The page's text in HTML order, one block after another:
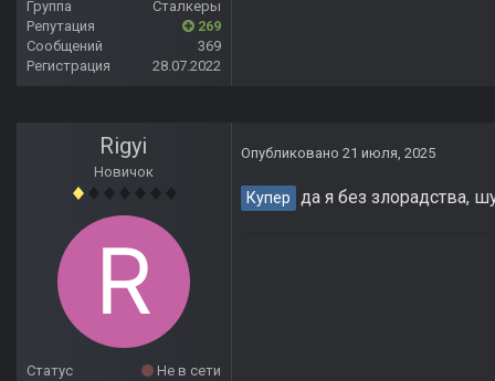
Группа
Сталкеры
Репутация
269
Сообщений
369
Регистрация
28.07.2022
Rigyi
Новичок
Статус
Не в сети
Опубликовано 21 июля, 2025
Купер да я без злорадства,